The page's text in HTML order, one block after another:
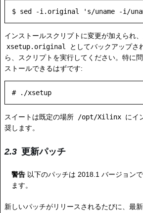
インストールスクリプトに変更が加えられ
xsetup.original
としてバックアップさ
ら、スクリプトを実行してください。特に
ストールできるはずです:
スイートは既定の場所 /opt/Xilinx にイ
奨します。
更新パッチ
警告 以下のパッチは 2018.1 バージョン
ます。
新しいパッチがリリースされるたびに、最